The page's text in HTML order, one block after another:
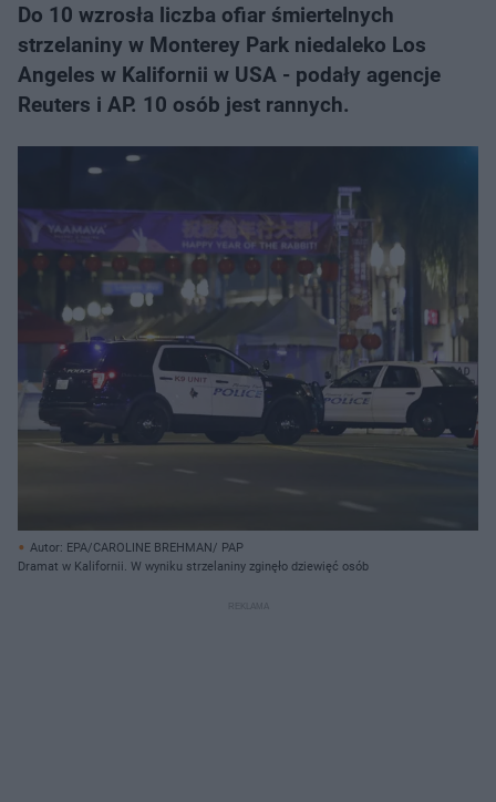
Do 10 wzrosła liczba ofiar śmiertelnych
strzelaniny w Monterey Park niedaleko Los
Angeles w Kalifornii w USA - podały agencje
Reuters i AP. 10 osób jest rannych.
Autor: EPA/CAROLINE BREHMAN/ PAP
Dramat w Kalifornii. W wyniku strzelaniny zginęło dziewięć osób